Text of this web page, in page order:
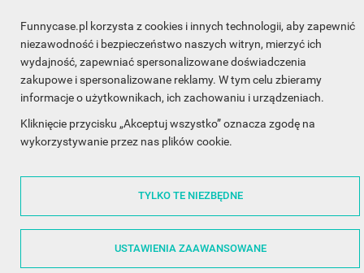
Funnycase.pl korzysta z cookies i innych technologii, aby zapewnić
niezawodność i bezpieczeństwo naszych witryn, mierzyć ich
wydajność, zapewniać spersonalizowane doświadczenia
zakupowe i spersonalizowane reklamy. W tym celu zbieramy
informacje o użytkownikach, ich zachowaniu i urządzeniach.
Kliknięcie przycisku „Akceptuj wszystko” oznacza zgodę na
wykorzystywanie przez nas plików cookie.
TYLKO TE NIEZBĘDNE
USTAWIENIA ZAAWANSOWANE
Made with❤in Poland
©2014 - 2026 FunnyCase.pl | Wszelkie prawa zastrzeżone.